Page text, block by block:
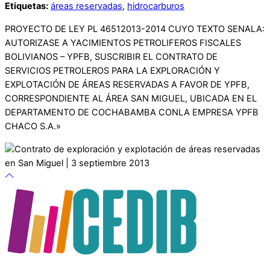
Etiquetas: áreas reservadas, hidrocarburos
PROYECTO DE LEY PL 46512013-2014 CUYO TEXTO SENALA:
AUTORIZASE A YACIMIENTOS PETROLIFEROS FISCALES
BOLIVIANOS – YPFB, SUSCRIBIR EL CONTRATO DE
SERVICIOS PETROLEROS PARA LA EXPLORACIÓN Y
EXPLOTACIÓN DE ÁREAS RESERVADAS A FAVOR DE YPFB,
CORRESPONDIENTE AL ÁREA SAN MIGUEL, UBICADA EN EL
DEPARTAMENTO DE COCHABAMBA CONLA EMPRESA YPFB
CHACO S.A.»